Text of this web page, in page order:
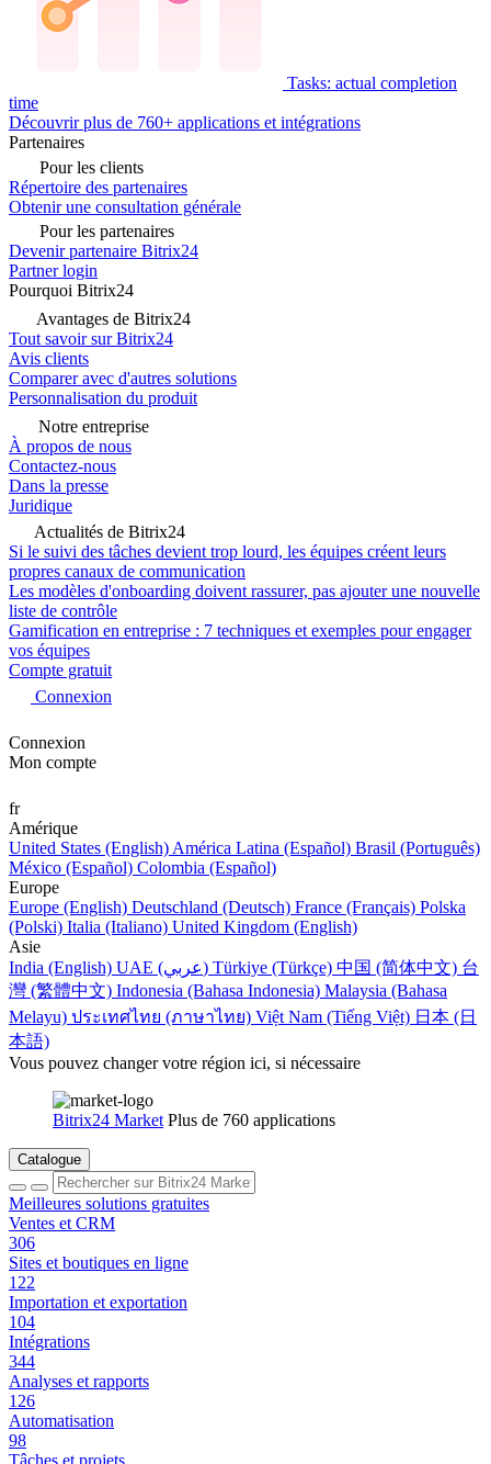
Tasks: actual completion
time
Découvrir plus de 760+ applications et intégrations
Partenaires
Pour les clients
Répertoire des partenaires
Obtenir une consultation générale
Pour les partenaires
Devenir partenaire Bitrix24
Partner login
Pourquoi Bitrix24
Avantages de Bitrix24
Tout savoir sur Bitrix24
Avis clients
Comparer avec d'autres solutions
Personnalisation du produit
Notre entreprise
À propos de nous
Contactez-nous
Dans la presse
Juridique
Actualités de Bitrix24
Si le suivi des tâches devient trop lourd, les équipes créent leurs
propres canaux de communication
Les modèles d'onboarding doivent rassurer, pas ajouter une nouvelle
liste de contrôle
Gamification en entreprise : 7 techniques et exemples pour engager
vos équipes
Compte gratuit
Connexion
Connexion
Mon compte
fr
Amérique
United States (English) América Latina (Español) Brasil (Português)
México (Español) Colombia (Español)
Europe
Europe (English) Deutschland (Deutsch) France (Français) Polska
(Polski) Italia (Italiano) United Kingdom (English)
Asie
India (English)
UAE (عربي) Türkiye (Türkçe) 中国 (简体中文) 台
灣 (繁體中文) Indonesia (Bahasa Indonesia) Malaysia (Bahasa
Melayu) ประเทศไทย (ภาษาไทย) Việt Nam (Tiếng Việt) 日本 (日
本語)
Vous pouvez changer votre région ici, si nécessaire
Bitrix24 Market Plus de 760 applications
Catalogue
Meilleures solutions gratuites
Ventes et CRM
306
Sites et boutiques en ligne
122
Importation et exportation
104
Intégrations
344
Analyses et rapports
126
Automatisation
98
Tâches et projets